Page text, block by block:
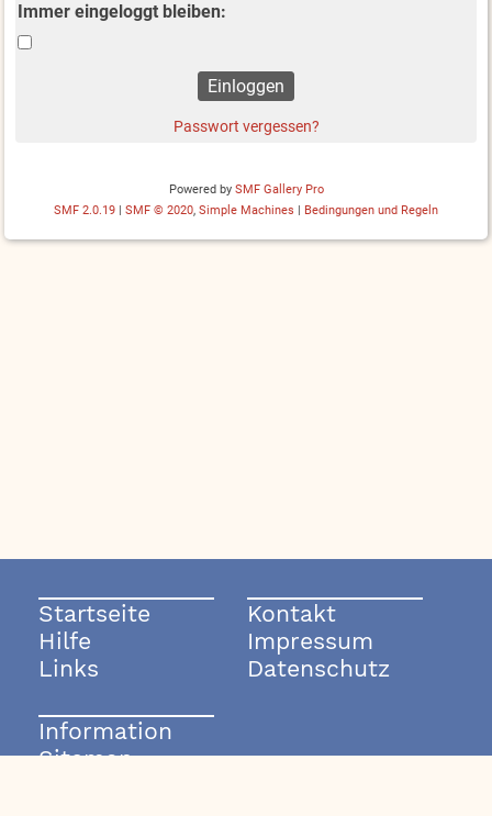
Immer eingeloggt bleiben:
Passwort vergessen?
Powered by SMF Gallery Pro
SMF 2.0.19
SMF © 2020, Simple Machines Bedingungen und Regeln
Startseite
Hilfe
Links
Kontakt
Impressum
Datenschutz
Information
Sitemap